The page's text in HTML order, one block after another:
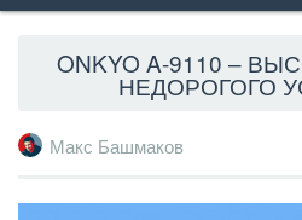
ONKYO A-9110 –
НЕДОРОГОГО
Макс Башмаков